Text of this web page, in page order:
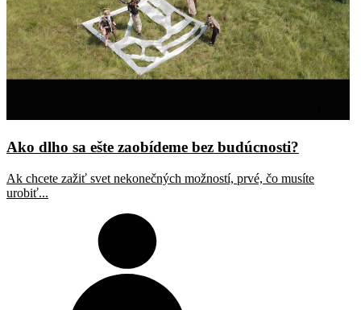
Ako dlho sa ešte zaobídeme bez budúcnosti?
Ak chcete zažiť svet nekonečných možností, prvé, čo musíte
urobiť...